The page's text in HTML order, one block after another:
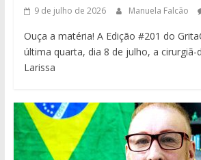
9 de julho de 2026 Manuela Falcão
Ouça a matéria! A Edição #201 do
última quarta, dia 8 de julho, a cirurgiã-
Larissa